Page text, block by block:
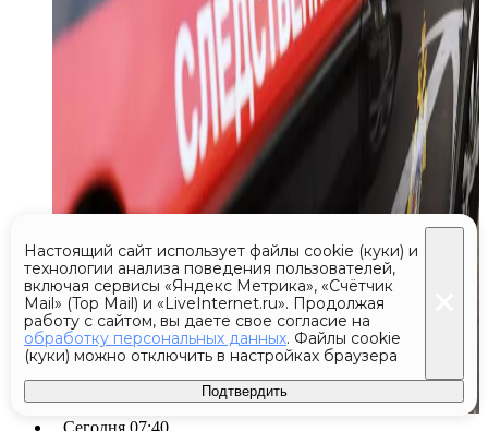
Настоящий сайт использует файлы cookie (куки) и
технологии анализа поведения пользователей,
включая сервисы «Яндекс Метрика», «Счётчик
Mail» (Top Mail) и «LiveInternet.ru». Продолжая
работу с сайтом, вы даете свое согласие на
обработку персональных данных. Файлы cookie
(куки) можно отключить в настройках браузера
Подтвердить